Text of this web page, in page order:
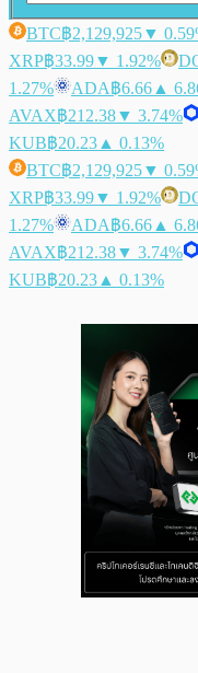
BTC฿2,129,925▼
XRP฿33.99▼ 1.92%
1.27%
ADA฿6.66 ▲
AVAX฿212.38▼ 3.74%
KUB฿20.23 ▲ 0.13%
BTC฿2,129,925▼
XRP฿33.99▼ 1.92%
1.27%
ADA฿6.66 ▲
AVAX฿212.38▼ 3.74%
KUB฿20.23 ▲ 0.13%